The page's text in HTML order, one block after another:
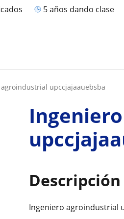
5 años dando clase
agroindustrial upccjajaauebsba
Ingeniero agroindustrial